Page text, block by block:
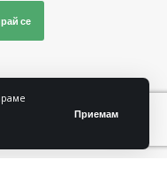
Приемам
се
ни